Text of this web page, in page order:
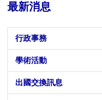
最新消息
行政事務
學術活動
出國交換訊息